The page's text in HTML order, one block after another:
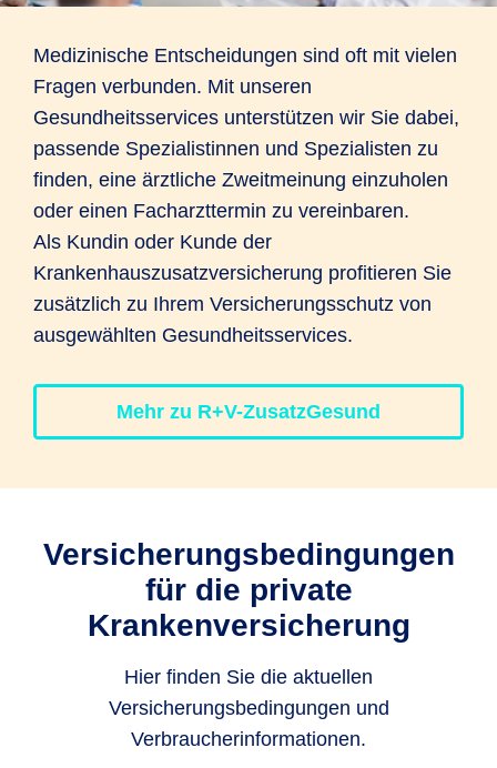
Medizinische Entscheidungen sind oft mit vielen
Fragen verbunden. Mit unseren
Gesundheitsservices unterstützen wir Sie dabei,
passende Spezialistinnen und Spezialisten zu
finden, eine ärztliche Zweitmeinung einzuholen
oder einen Facharzttermin zu vereinbaren.
Als Kundin oder Kunde der
Krankenhauszusatzversicherung profitieren Sie
zusätzlich zu Ihrem Versicherungsschutz von
ausgewählten Gesundheitsservices.
Mehr zu R+V-ZusatzGesund
Versicherungs­bedingungen
für die private
Krankenversicherung
Hier finden Sie die aktuellen
Versicherungsbedingungen und
Verbraucherinformationen.